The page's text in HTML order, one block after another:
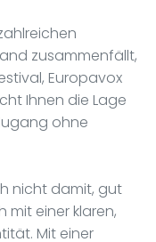
zusammenfällt,
Europavox
Ihnen die Lage
ohne
nicht damit, gut
mit einer klaren,
Mit einer